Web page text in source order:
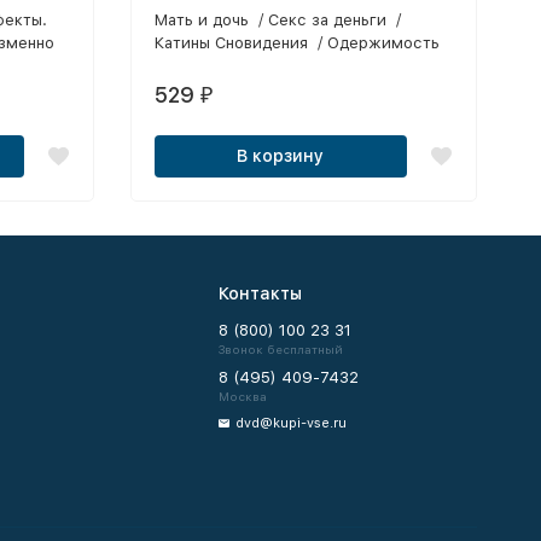
и на
новой
Мать и дочь / Секс за деньги /
Катины Cновидения / Одержимость
529 ₽
В корзину
Контакты
8 (800) 100 23 31
Звонок бесплатный
8 (495) 409-7432
Москва
dvd@kupi-vse.ru